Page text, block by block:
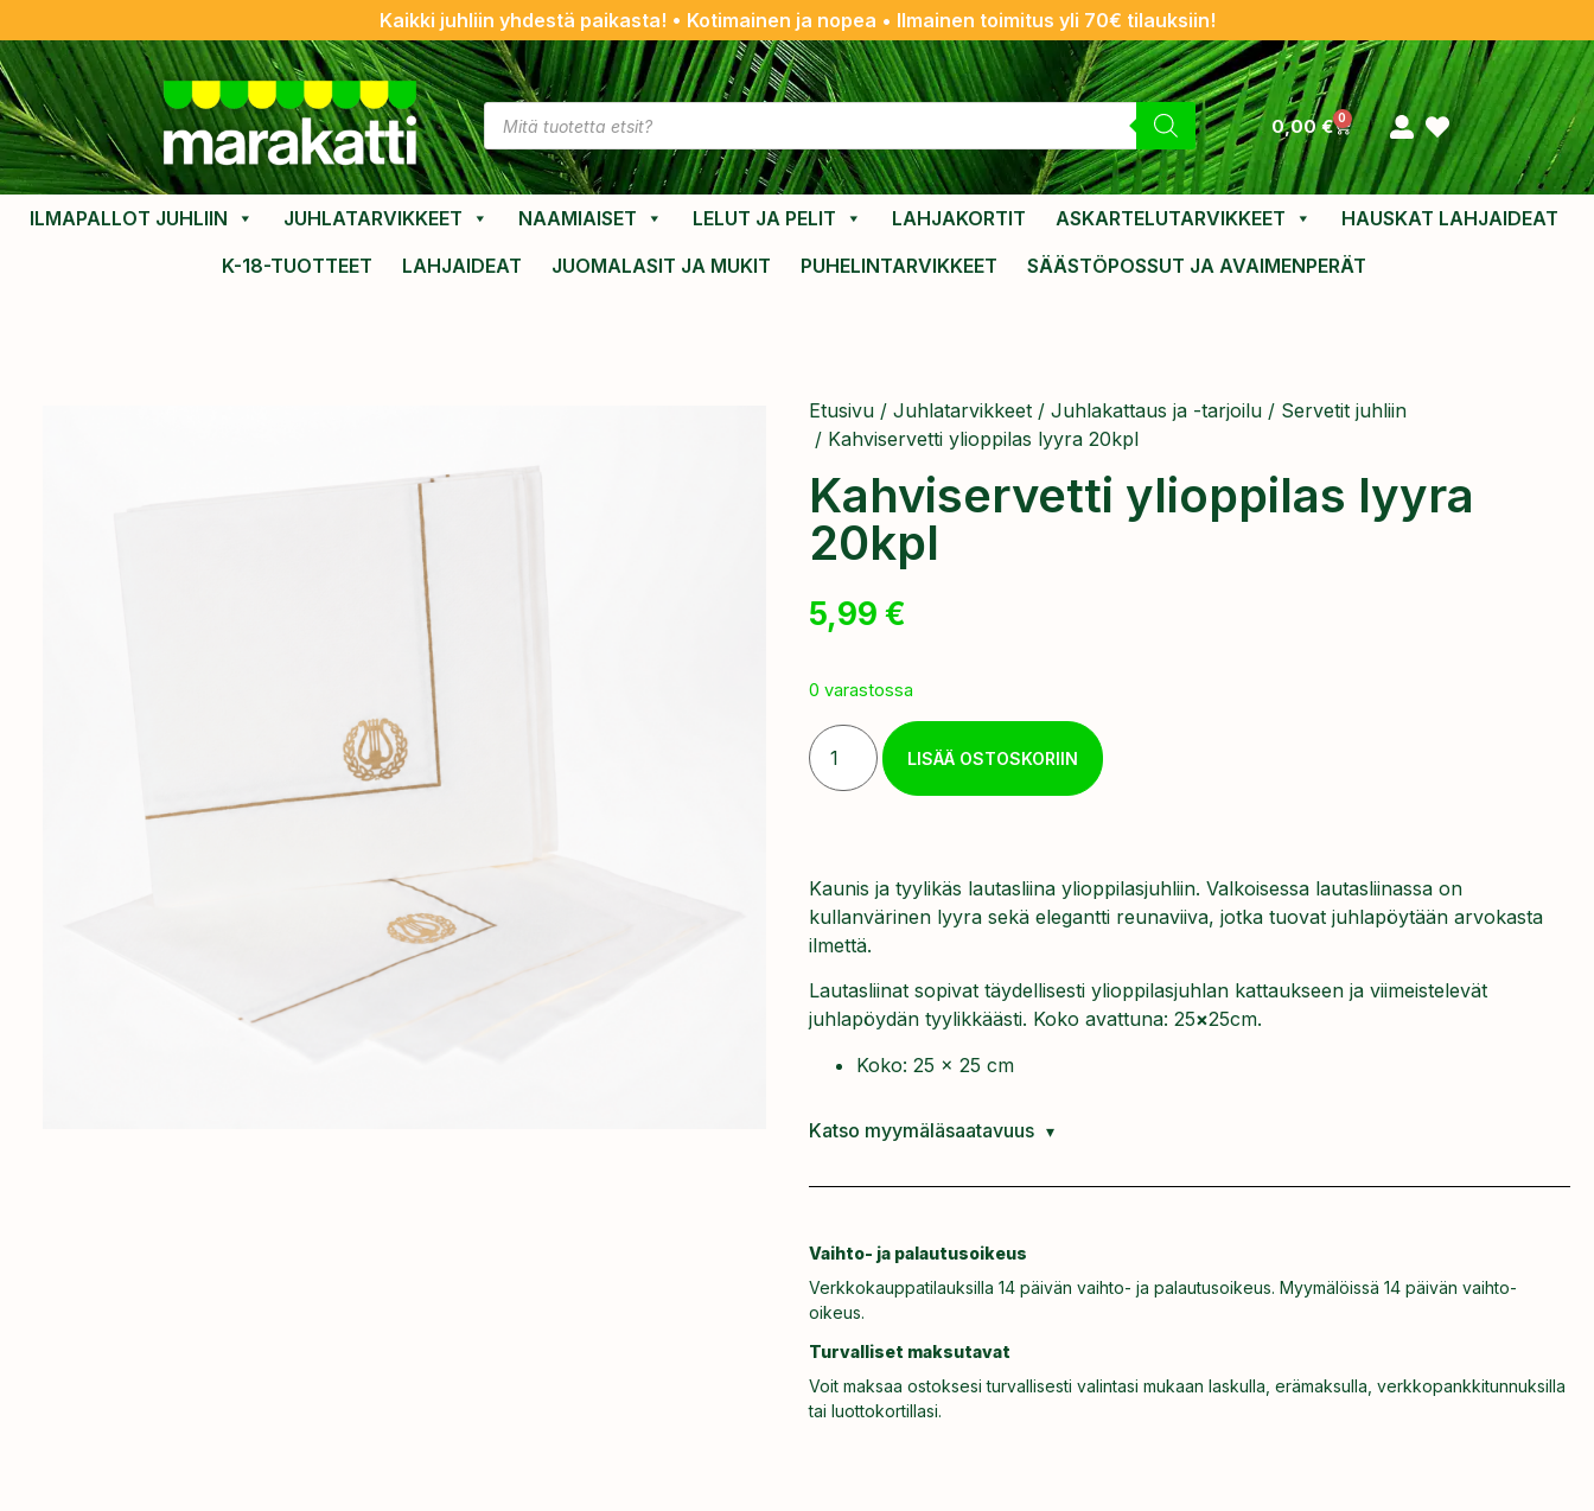
Kaikki juhliin yhdestä paikasta! • Kotimainen ja nopea • Ilmainen toimitus yli 70€ tilauksiin!
0,00€ 0
ILMAPALLOT JUHLIIN JUHLATARVIKKEET NAAMIAISET LELUT JA PELIT LAHJAKORTIT ASKARTELUTARVIKKEET
HAUSKAT LAHJAIDEAT
K-18-TUOTTEET
LAHJAIDEAT JUOMALASIT JA MUKIT PUHELINTARVIKKEET SÄÄSTÖPOSSUT JA AVAIMENPERÄT
Etusivu / Juhlatarvikkeet / Juhlakattaus ja -tarjoilu / Servetit juhliin
/ Kahviservetti ylioppilas lyyra 20kpl
Kahviservetti ylioppilas lyyra
20kpl
5,99 €
0 varastossa
LISÄÄ OSTOSKORIIN
Kaunis ja tyylikäs lautasliina ylioppilasjuhliin. Valkoisessa lautasliinassa on
kullanvärinen lyyra sekä elegantti reunaviiva, jotka tuovat juhlapöytään arvokasta
ilmettä.
Lautasliinat sopivat täydellisesti ylioppilasjuhlan kattaukseen ja viimeistelevät
juhlapöydän tyylikkäästi. Koko avattuna: 25×25cm.
Koko: 25 x 25 cm
Katso myymäläsaatavuus
Vaihto- ja palautusoikeus
Verkkokauppatilauksilla 14 päivän vaihto- ja palautusoikeus. Myymälöissä 14 päivän vaihto-
oikeus.
Turvalliset maksutavat
Voit maksaa ostoksesi turvallisesti valintasi mukaan laskulla, erämaksulla, verkkopankkitunnuksilla
tai luottokortillasi.